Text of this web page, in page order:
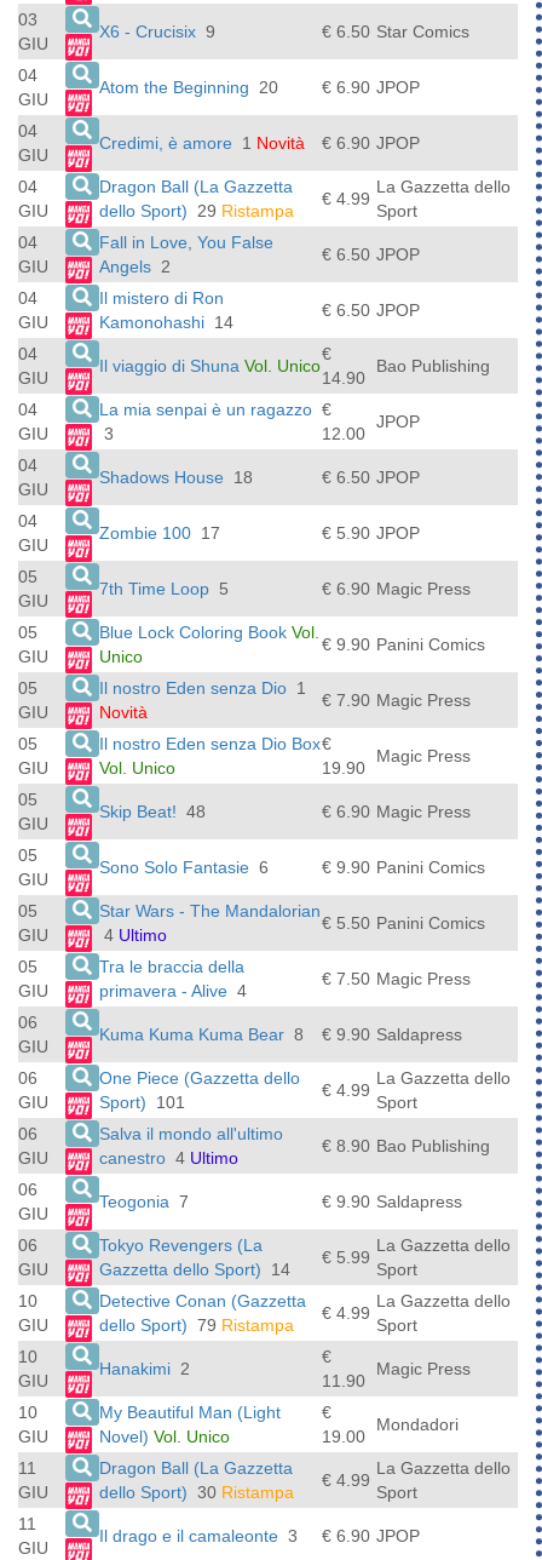
03
GIU
X6 - Crucisix 9 € 6.50 Star Comics
04
GIU
Atom the Beginning 20 € 6.90 JPOP
04
GIU
Credimi, è amore 1 Novità € 6.90 JPOP
04
GIU
Dragon Ball (La Gazzetta
dello Sport) 29 Ristampa
€ 4.99
La Gazzetta dello
Sport
04
GIU
Fall in Love, You False
Angels 2
€ 6.50 JPOP
04
GIU
Il mistero di Ron
Kamonohashi 14
€ 6.50 JPOP
04
GIU
Il viaggio di Shuna Vol. Unico
€
14.90
Bao Publishing
04
GIU
La mia senpai è un ragazzo
3
€
12.00
JPOP
04
GIU
Shadows House 18 € 6.50 JPOP
04
GIU
Zombie 100 17 € 5.90 JPOP
05
GIU
7th Time Loop 5 € 6.90 Magic Press
05
GIU
Blue Lock Coloring Book Vol.
Unico
€ 9.90 Panini Comics
05
GIU
Il nostro Eden senza Dio 1
Novità
€ 7.90 Magic Press
05
GIU
Il nostro Eden senza Dio Box
Vol. Unico
€
19.90
Magic Press
05
GIU
Skip Beat! 48 € 6.90 Magic Press
05
GIU
Sono Solo Fantasie 6 € 9.90 Panini Comics
05
GIU
Star Wars - The Mandalorian
4 Ultimo
€ 5.50 Panini Comics
05
GIU
Tra le braccia della
primavera - Alive 4
€ 7.50 Magic Press
06
GIU
Kuma Kuma Kuma Bear 8 € 9.90 Saldapress
06
GIU
One Piece (Gazzetta dello
Sport)
101
€ 4.99
La Gazzetta dello
Sport
06
GIU
Salva il mondo all'ultimo
canestro 4 Ultimo
€ 8.90 Bao Publishing
06
GIU
Teogonia 7 € 9.90 Saldapress
06
GIU
Tokyo Revengers (La
Gazzetta dello Sport)
14
€ 5.99
La Gazzetta dello
Sport
10
GIU
Detective Conan (Gazzetta
dello Sport) 79 Ristampa
€ 4.99
La Gazzetta dello
Sport
10
GIU
Hanakimi 2
€
11.90
Magic Press
10
GIU
My Beautiful Man (Light
Novel) Vol. Unico
€
19.00
Mondadori
11
GIU
Dragon Ball (La Gazzetta
dello Sport) 30 Ristampa
€ 4.99
La Gazzetta dello
Sport
11
GIU
Il drago e il camaleonte 3 € 6.90 JPOP